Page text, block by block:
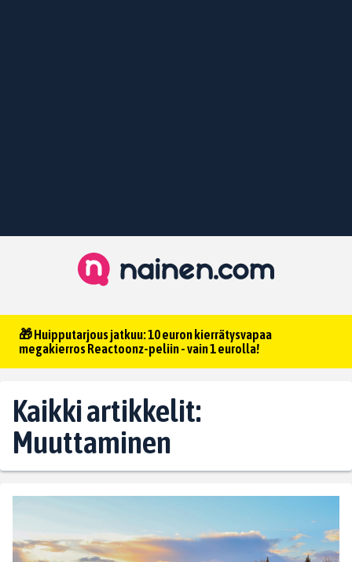
🎁 Huipputarjous jatkuu: 10 euron kierrätysvapaa
megakierros Reactoonz-peliin - vain 1 eurolla!
Kaikki artikkelit:
Muuttaminen